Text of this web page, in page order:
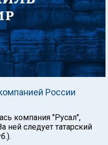
России
компания "Русал",
ней следует татарский